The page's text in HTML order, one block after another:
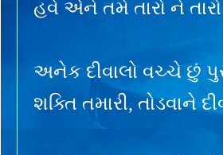
હવે એને તમે તારો ને તારો
અનેક દીવાલો વચ્ચે છું
શક્તિ તમારી, તોડવાને